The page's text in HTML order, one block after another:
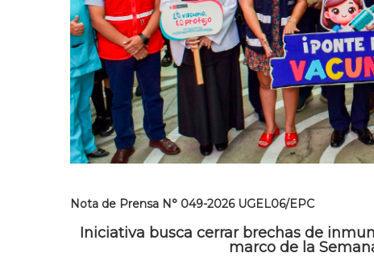
Nota de Prensa N° 049-2026 UGEL06/EPC
Iniciativa busca cerrar brechas de
marco de la